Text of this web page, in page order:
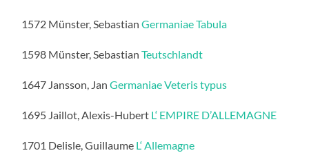
1572 Münster, SebastianGermaniae Tabula
1598 Münster, SebastianTeutschlandt
1647 Jansson, JanGermaniae Veteris typus
1695 Jaillot, Alexis-Hubert L‘ EMPIRE D’ALLEMAGNE
1701 Delisle, Guillaume L‘ Allemagne